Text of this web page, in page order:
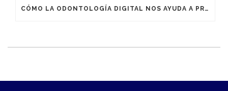
CÓMO LA ODONTOLOGÍA DIGITAL NOS AYUDA A PREVENIR ENFERMEDADES COMO LA COVID-19